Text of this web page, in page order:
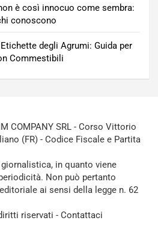
è così innocuo come sembra:
conoscono
degli Agrumi: Guida per
Commestibili
COMPANY SRL - Corso Vittorio
(FR) - Codice Fiscale e Partita
in quanto viene
Non può pertanto
ai sensi della legge n. 62
riservati - Contattaci